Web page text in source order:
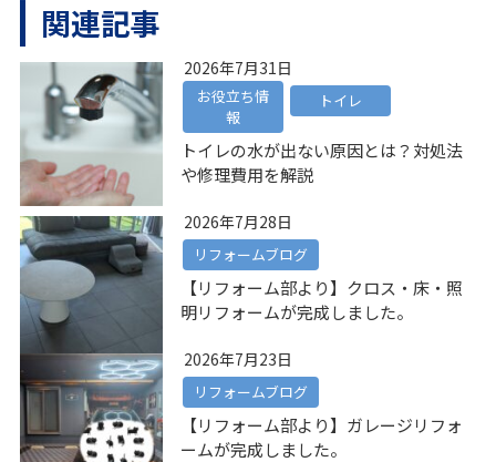
関連記事
2026年7月31日
お役立ち情
報
トイレ
トイレの水が出ない原因とは？対処法
や修理費用を解説
2026年7月28日
リフォームブログ
【リフォーム部より】クロス・床・照
明リフォームが完成しました。
2026年7月23日
リフォームブログ
【リフォーム部より】ガレージリフォ
ームが完成しました。